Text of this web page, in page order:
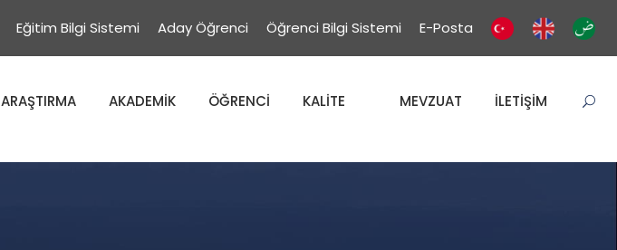
Eğitim Bilgi Sistemi Aday Öğrenci Öğrenci Bilgi Sistemi E-Posta
ARAŞTIRMA AKADEMİK ÖĞRENCİ KALİTE MEVZUAT İLETİŞİM